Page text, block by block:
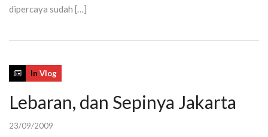
dipercaya sudah […]
In Vlog
Lebaran, dan Sepinya Jakarta
23/09/2009